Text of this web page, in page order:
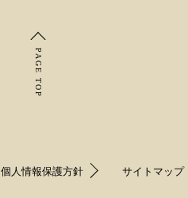
PAGE TOP
個人情報保護方針 サイトマップ